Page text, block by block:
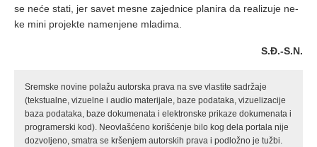
se ne­će sta­ti, jer sa­vet me­sne za­jed­ni­ce pla­ni­ra da re­a­li­zu­je ne­
ke mi­ni pro­jek­te na­me­nje­ne mla­di­ma.
S.Đ.-S.N.
Sremske novine polažu autorska prava na sve vlastite sadržaje
(tekstualne, vizuelne i audio materijale, baze podataka, vizuelizacije
baza podataka, baze dokumenata i elektronske prikaze dokumenata i
programerski kod). Neovlašćeno korišćenje bilo kog dela portala nije
dozvoljeno, smatra se kršenjem autorskih prava i podložno je tužbi.